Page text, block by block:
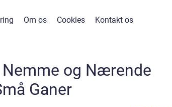
Om os Cookies Kontakt os
og Nærende
Ganer